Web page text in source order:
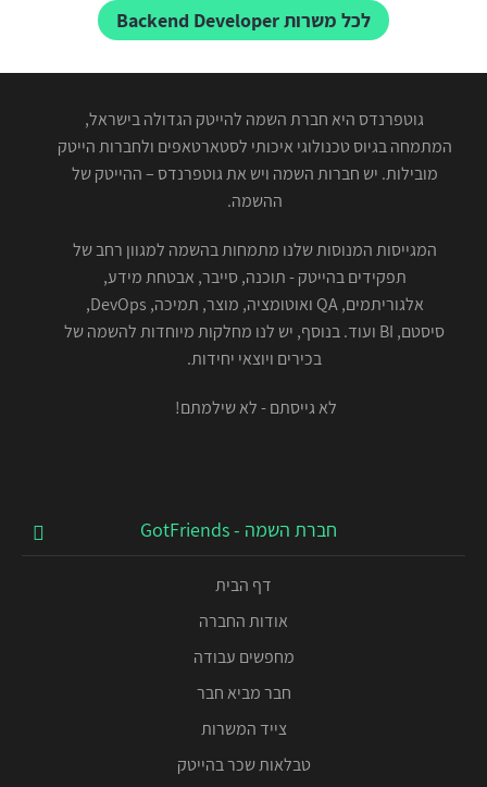
לכל משרות Backend Developer
גוטפרנדס היא חברת השמה להייטק הגדולה בישראל,
המתמחה בגיוס טכנולוגי איכותי לסטארטאפים ולחברות הייטק
מובילות. יש חברות השמה ויש את גוטפרנדס – ההייטק של
ההשמה.
המגייסות המנוסות שלנו מתמחות בהשמה למגוון רחב של
תפקידים בהייטק - תוכנה, סייבר, אבטחת מידע,
אלגוריתמים, QA ואוטומציה, מוצר, תמיכה, DevOps,
סיסטם, BI ועוד. בנוסף, יש לנו מחלקות מיוחדות להשמה של
בכירים ויוצאי יחידות.
לא גייסתם - לא שילמתם!
חברת השמה - GotFriends
דף הבית
אודות החברה
מחפשים עבודה
חבר מביא חבר
צייד המשרות
טבלאות שכר בהייטק